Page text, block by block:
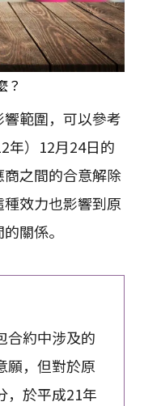
？
範圍，可以參考
年）12月24日的
之間的合意解除
效力也影響到原
關係。
合約中涉及的
願，但對於原
，於平成21年